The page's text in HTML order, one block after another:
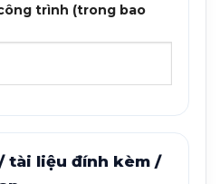
trình (trong bao
tài liệu đính kèm /